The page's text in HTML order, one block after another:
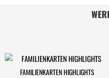
FAMILIENKARTEN HIGHLIGHTS